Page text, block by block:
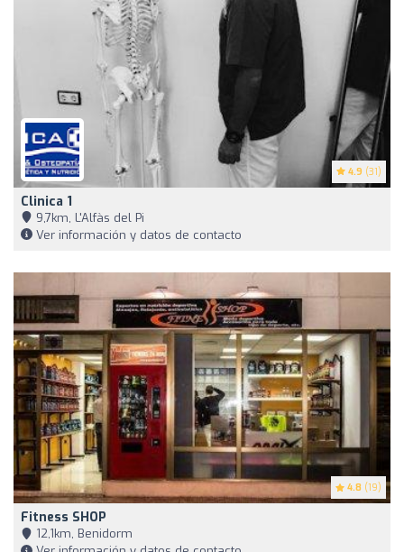
4.9 (31)
Clinica 1
9,7km, L'Alfàs del Pi
Ver información y datos de contacto
4.8 (19)
Fitness SHOP
12,1km, Benidorm